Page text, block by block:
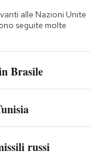
alle Nazioni Unite
seguite molte
Brasile
russi